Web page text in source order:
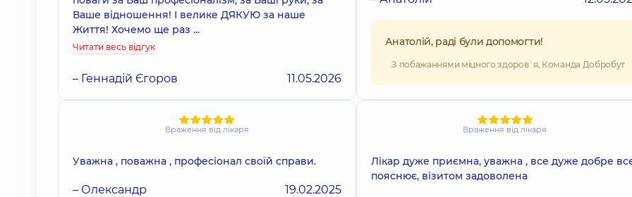
Ваше відношення! І велике ДЯКУЮ за наше
Життя! Хочемо ще раз ...
Читати весь відгук
– Геннадій Єгоров 11.05.2026
Анатолій, раді були допомогти!
З побажаннями міцного здоров`я, Команда Добробут
Враження від лікаря
Уважна , поважна , професіонал своїй справи.
– Олександр 19.02.2025
Враження від лікаря
Лікар дуже приємна, уважна , все дуже добре
пояснює, візитом задоволена